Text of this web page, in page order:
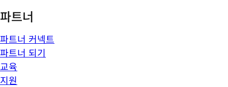
파트너
파트너 커넥트
파트너 되기
교육
지원